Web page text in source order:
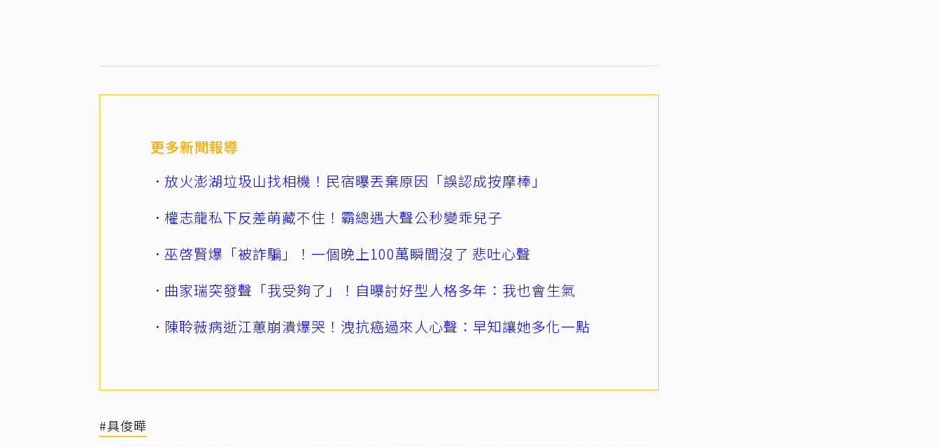
更多新聞報導
放火澎湖垃圾山找相機！民宿曝丟棄原因「誤認成按摩棒」
權志龍私下反差萌藏不住！霸總遇大聲公秒變乖兒子
巫啓賢爆「被詐騙」！一個晚上100萬瞬間沒了 悲吐心聲
曲家瑞突發聲「我受夠了」！自曝討好型人格多年：我也會生氣
陳聆薇病逝江蕙崩潰爆哭！洩抗癌過來人心聲：早知讓她多化一點
#具俊曄